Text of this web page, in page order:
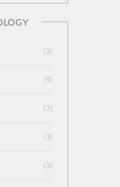
(3)
(9)
(7)
(3)
(3)